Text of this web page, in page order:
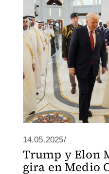
14.05.2025/
Trump y Elon
gira en Medio